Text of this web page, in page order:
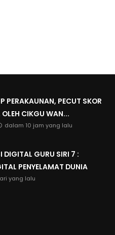
PERAKAUNAN, PECUT SKOR
OLEH CIKGU WAN...
dalam 10 jam yang lalu
DIGITAL GURU SIRI 7 :
PENYELAMAT DUNIA
yang lalu